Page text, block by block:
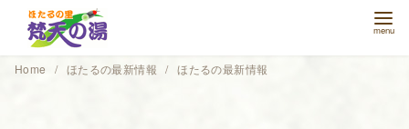
テ
Home ほたるの最新情報 ほたるの最新情報